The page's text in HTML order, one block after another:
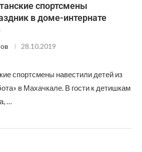
спортсмены
в доме-интернате
28.10.2019
спортсмены навестили детей из
в Махачкале. В гости к детишкам
…